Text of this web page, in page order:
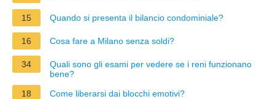
15 Quando si presenta il bilancio condominiale?
16 Cosa fare a Milano senza soldi?
34
Quali sono gli esami per vedere se i reni funzionano
bene?
18
Come liberarsi dai blocchi emotivi?